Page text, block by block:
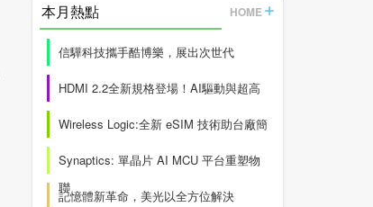
本月熱點 HOME
信驊科技攜手酷博樂，展出次世代
HDMI 2.2全新規格登場！AI驅動與超高
Wireless Logic:全新 eSIM 技術助台廠簡
Synaptics: 單晶片 AI MCU 平台重塑物
聯
記憶體新革命，美光以全方位解決